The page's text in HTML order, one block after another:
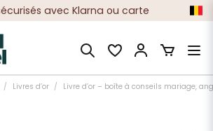
avec Klarna ou carte
de milliers de clients satisfaits
Livres d’or Livre d’or – boîte à conseils mariage,